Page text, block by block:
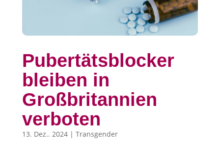
Pubertätsblocker
bleiben in
Großbritannien
verboten
13. Dez.. 2024| Transgender